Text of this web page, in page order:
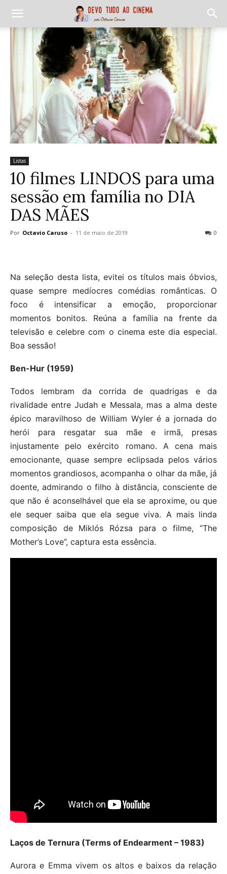
Listas
10 filmes LINDOS para uma
sessão em família no DIA
DAS MÃES
Por Octavio Caruso - 11 de maio de 2019 0
Na seleção desta lista, evitei os títulos mais óbvios,
quase sempre medíocres comédias românticas. O
foco é intensificar a emoção, proporcionar
momentos bonitos. Reúna a família na frente da
televisão e celebre com o cinema este dia especial.
Boa sessão!
Ben-Hur (1959)
Todos lembram da corrida de quadrigas e da
rivalidade entre Judah e Messala, mas a alma deste
épico maravilhoso de William Wyler é a jornada do
herói para resgatar sua mãe e irmã, presas
injustamente pelo exército romano. A cena mais
emocionante, quase sempre eclipsada pelos vários
momentos grandiosos, acompanha o olhar da mãe, já
doente, admirando o filho à distância, consciente de
que não é aconselhável que ela se aproxime, ou que
ele sequer saiba que ela segue viva. A mais linda
composição de Miklós Rózsa para o filme, “The
Mother’s Love”, captura esta essência.
Laços de Ternura (Terms of Endearment – 1983)
Aurora e Emma vivem os altos e baixos da relação